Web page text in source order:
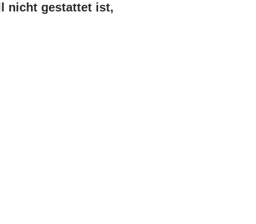
nicht gestattet ist,